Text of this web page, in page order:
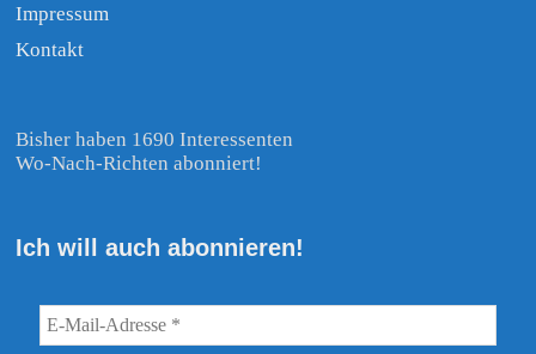
Impressum
Kontakt
Bisher haben 1690 Interessenten
Wo-Nach-Richten abonniert!
Ich will auch abonnieren!